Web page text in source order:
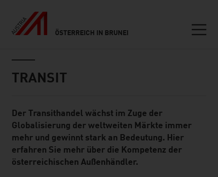
ÖSTERREICH IN BRUNEI
TRANSIT
Standard Content Module
Der Transithandel wächst im Zuge der
Globalisierung der weltweiten Märkte immer
mehr und gewinnt stark an Bedeutung. Hier
erfahren Sie mehr über die Kompetenz der
österreichischen Außenhändler.